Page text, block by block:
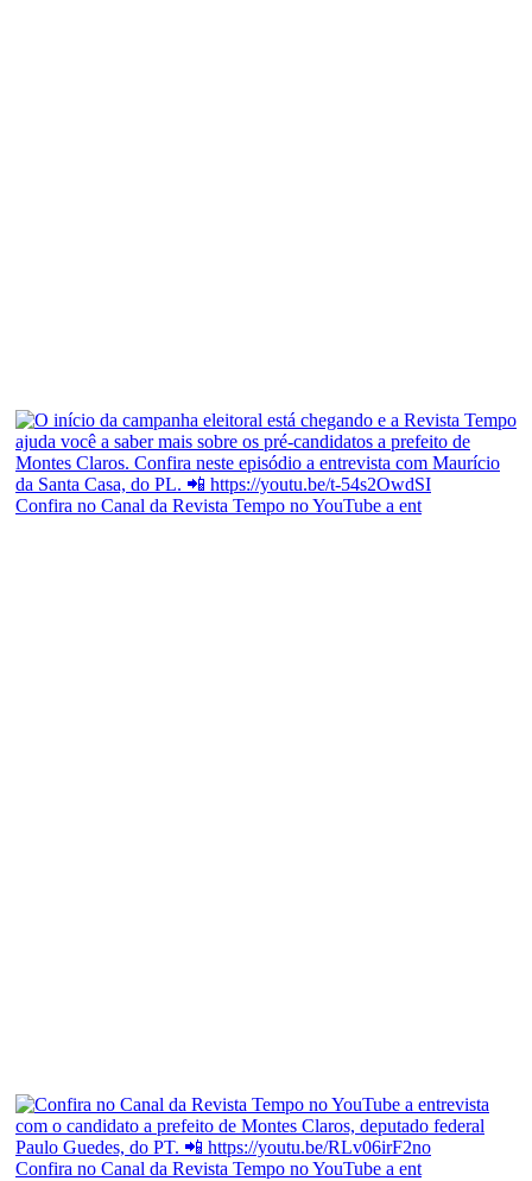
Confira no Canal da Revista Tempo no YouTube a ent
Confira no Canal da Revista Tempo no YouTube a ent